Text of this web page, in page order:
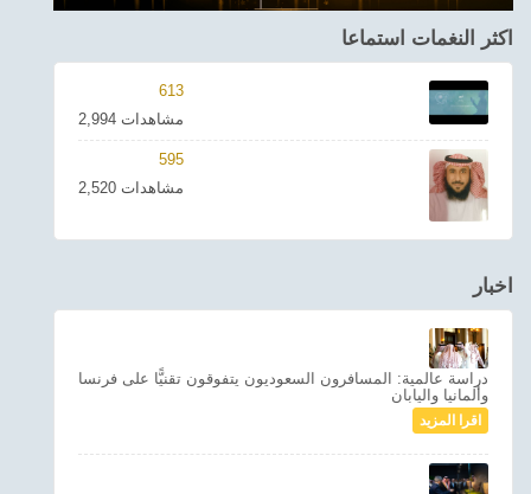
اكثر النغمات استماعا
613
2,994 مشاهدات
595
2,520 مشاهدات
اخبار
دراسة عالمية: المسافرون السعوديون يتفوقون تقنيًّا على فرنسا
وألمانيا واليابان
اقرا المزيد